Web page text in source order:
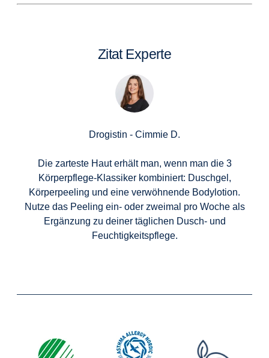
product
Zitat Experte
Drogistin - Cimmie D.
Die zarteste Haut erhält man, wenn man die 3
Körperpflege-Klassiker kombiniert: Duschgel,
Körperpeeling und eine verwöhnende Bodylotion.
Nutze das Peeling ein- oder zweimal pro Woche als
Ergänzung zu deiner täglichen Dusch- und
Feuchtigkeitspflege.